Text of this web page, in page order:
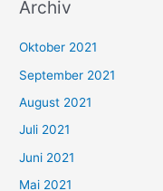
c
n
n
a
c
h
Archiv
Oktober 2021
September 2021
August 2021
Juli 2021
Juni 2021
Mai 2021